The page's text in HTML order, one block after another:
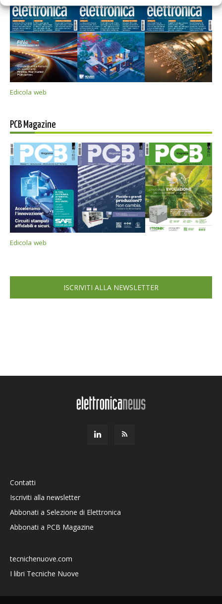
Edicola web
PCB Magazine
Edicola web
ISCRIVITI ALLA NEWSLETTER
Contatti
Iscriviti alla newsletter
Abbonati a Selezione di Elettronica
Abbonati a PCB Magazine
tecnichenuove.com
I libri Tecniche Nuove